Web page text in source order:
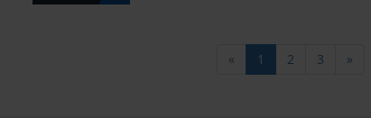
« 1 2 3 »